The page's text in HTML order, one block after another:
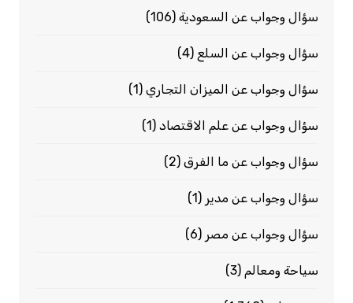
سؤال وجواب عن السعودية(106)
سؤال وجواب عن السلع (4)
سؤال وجواب عن الميزان التجاري(1)
سؤال وجواب عن علم الاقتصاد(1)
سؤال وجواب عن ما الفرق(2)
سؤال وجواب عن مدير (1)
سؤال وجواب عن مصر (6)
سياحة ومعالم (3)